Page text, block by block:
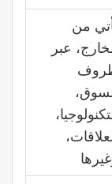
من
عبر